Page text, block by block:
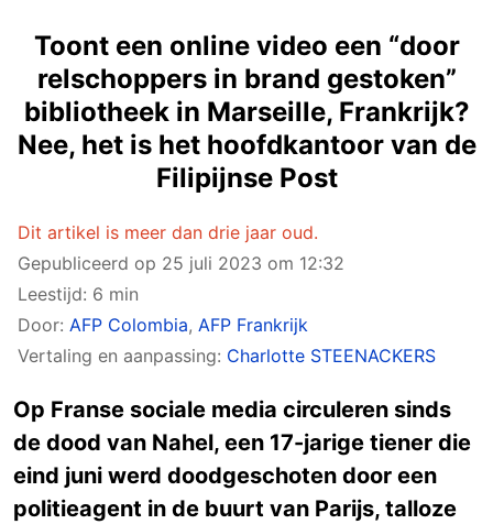
Toont een online video een “door
relschoppers in brand gestoken”
bibliotheek in Marseille, Frankrijk?
Nee, het is het hoofdkantoor van de
Filipijnse Post
Dit artikel is meer dan drie jaar oud.
Gepubliceerd op 25 juli 2023 om 12:32
Leestijd: 6 min
Door: AFP Colombia, AFP Frankrijk
Vertaling en aanpassing: Charlotte STEENACKERS
Op Franse sociale media circuleren sinds
de dood van Nahel, een 17-jarige tiener die
eind juni werd doodgeschoten door een
politieagent in de buurt van Parijs, talloze